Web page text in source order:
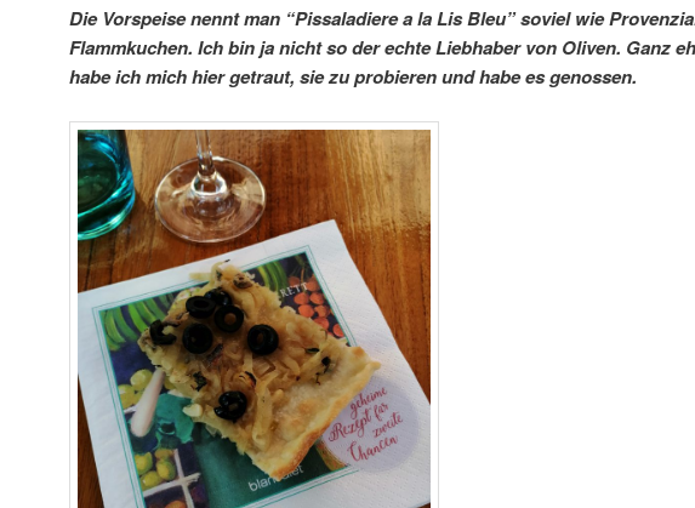
Die Vorspeise nennt man “Pissaladiere a la Lis Bleu” soviel wie
Flammkuchen. Ich bin ja nicht so der echte Liebhaber von Oliven. Ganz
habe ich mich hier getraut, sie zu probieren und habe es genossen.